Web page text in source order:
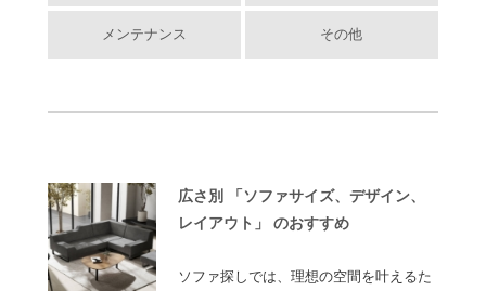
メンテナンス その他
広さ別 「ソファサイズ、デザイン、
レイアウト」 のおすすめ
ソファ探しでは、理想の空間を叶えるた